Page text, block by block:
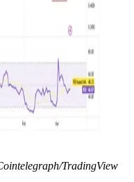
TradingView